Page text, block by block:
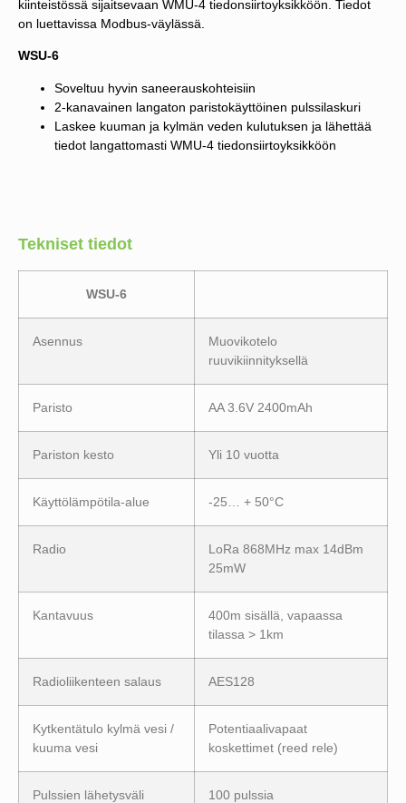
kiinteistössä sijaitsevaan WMU-4 tiedonsiirtoyksikköön. Tiedot
on luettavissa Modbus-väylässä.
WSU-6
Soveltuu hyvin saneerauskohteisiin
2-kanavainen langaton paristokäyttöinen pulssilaskuri
Laskee kuuman ja kylmän veden kulutuksen ja lähettää
tiedot langattomasti WMU-4 tiedonsiirtoyksikköön
Tekniset tiedot
WSU-6
Asennus
Muovikotelo
ruuvikiinnityksellä
Paristo AA 3.6V 2400mAh
Pariston kesto Yli 10 vuotta
Käyttölämpötila-alue -25… + 50°C
Radio
LoRa 868MHz max 14dBm
25mW
Kantavuus
400m sisällä, vapaassa
tilassa > 1km
Radioliikenteen salaus AES128
Kytkentätulo kylmä vesi /
kuuma vesi
Potentiaalivapaat
koskettimet (reed rele)
Pulssien lähetysväli 100 pulssia